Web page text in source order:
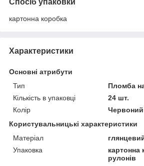
картонна коробка
Характеристики
Основні атрибути
Тип
Пломба
Кількість в упаковці
24 шт.
Колір
Червоний
Користувальницькі характеристики
Матеріал
Упаковка
картонна
рулонів